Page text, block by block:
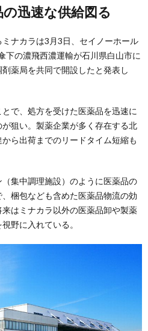
の迅速な供給図る
ナカラは3月3日、セイノーホール
下の濃飛西濃運輸が石川県白山市に
薬局を共同で開設したと発表し
で、処方を受けた医薬品を迅速に
狙い。製薬企業が多く存在する北
ら出荷までのリードタイム短縮も
集中調理施設）のように医薬品の
梱包なども含めた医薬品物流の効
はミナカラ以外の医薬品卸や製薬
野に入れている。